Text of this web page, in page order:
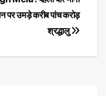
पर उमड़े करीब पांच करोड़
श्रद्धालु